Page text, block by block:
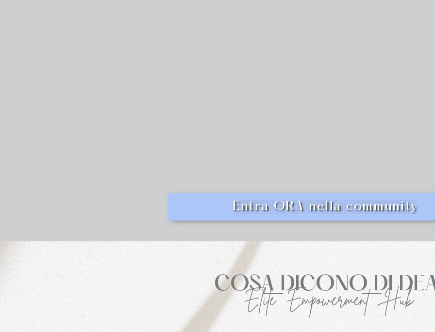
Entra ORA nella community
COSA DICONO DI
Élite Empowerment Hub